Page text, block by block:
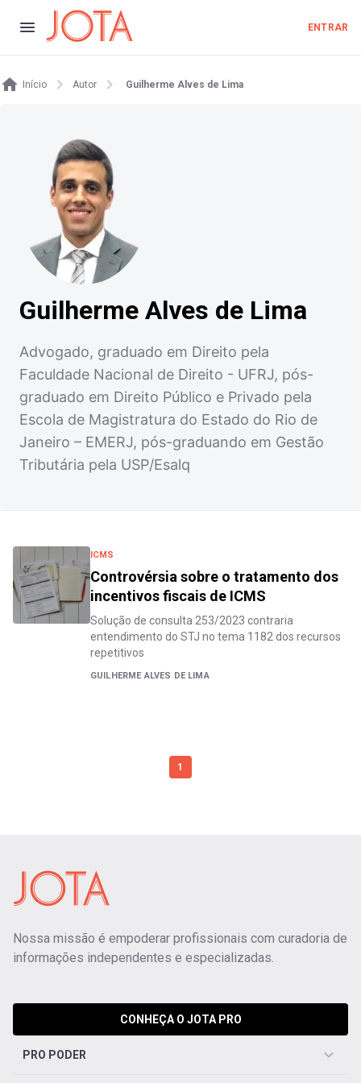
ENTRAR
Início Autor Guilherme Alves de Lima
Guilherme Alves de Lima
Advogado, graduado em Direito pela
Faculdade Nacional de Direito - UFRJ, pós-
graduado em Direito Público e Privado pela
Escola de Magistratura do Estado do Rio de
Janeiro – EMERJ, pós-graduando em Gestão
Tributária pela USP/Esalq
ICMS
Controvérsia sobre o tratamento dos
incentivos fiscais de ICMS
Solução de consulta 253/2023 contraria
entendimento do STJ no tema 1182 dos recursos
repetitivos
GUILHERME ALVES DE LIMA
1
Nossa missão é empoderar profissionais com curadoria de
informações independentes e especializadas.
CONHEÇA O JOTA PRO
PRO PODER